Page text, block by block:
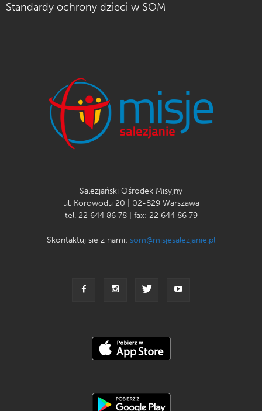
Standardy ochrony dzieci w SOM
Salezjański Ośrodek Misyjny
ul. Korowodu 20 | 02-829 Warszawa
tel. 22 644 86 78 | fax: 22 644 86 79
Skontaktuj się z nami: som@misjesalezjanie.pl